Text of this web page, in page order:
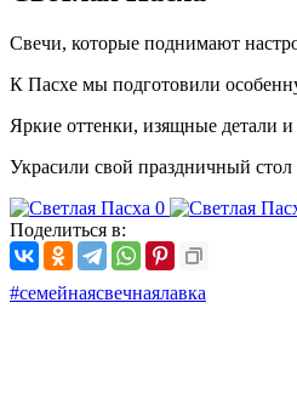
Свечи, которые поднимают
К Пасхе мы подготовили
Яркие оттенки, изящные детали
Украсили свой праздничный
Поделиться в:
#семейнаясвечнаялавка